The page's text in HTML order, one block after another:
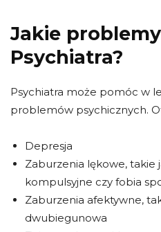
Jakie
Psychiatra?
Psychiatra może pomóc w
problemów psychicznych.
Depresja
Zaburzenia lękowe, takie
kompulsyjne czy fobia
Zaburzenia afektywne,
dwubiegunowa